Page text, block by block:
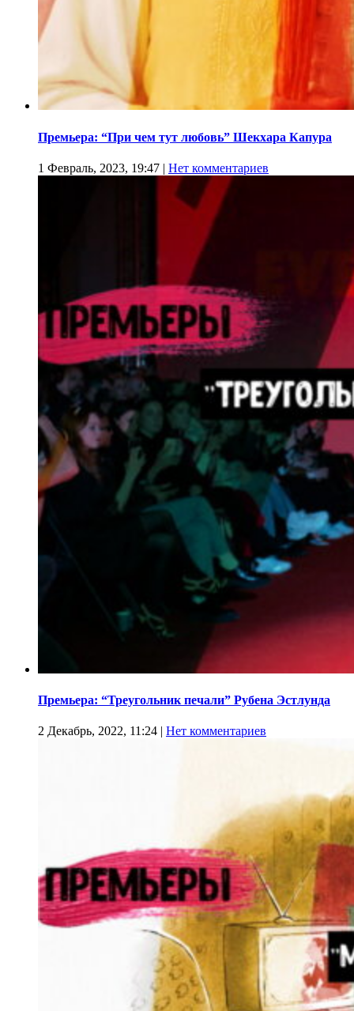
Премьера: “При чем тут любовь” Шекхара Капура
1 Февраль, 2023, 19:47 | Нет комментариев
Премьера: “Треугольник печали” Рубена Эстлунда
2 Декабрь, 2022, 11:24 | Нет комментариев